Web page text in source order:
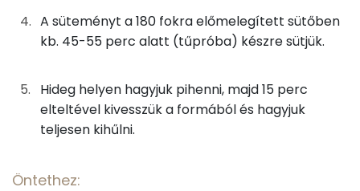
0g
fahéj
0 kcal
0gsó
0 kcal
0g szerecsendió
0 kcal
75gfinomliszt
Öntethez:
E vitamin:
C vitamin:
Niacin - B3 vitamin:
A süteményt a 180 fokra előmelegített sütőben
kb. 45-55 perc alatt (tűpróba) készre sütjük.
Hideg helyen hagyjuk pihenni, majd 15 perc
elteltével kivesszük a formából és hagyjuk
teljesen kihűlni.
Öntethez: